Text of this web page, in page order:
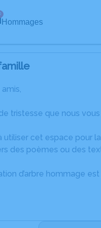
Hommages
tristesse que nous
utiliser cet espace pour
des poèmes ou des
d’arbre hommage est